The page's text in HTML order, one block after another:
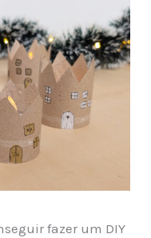
fazer um DIY